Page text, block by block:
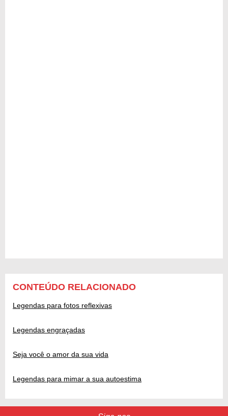
CONTEÚDO RELACIONADO
Legendas para fotos reflexivas
Legendas engraçadas
Seja você o amor da sua vida
Legendas para mimar a sua autoestima